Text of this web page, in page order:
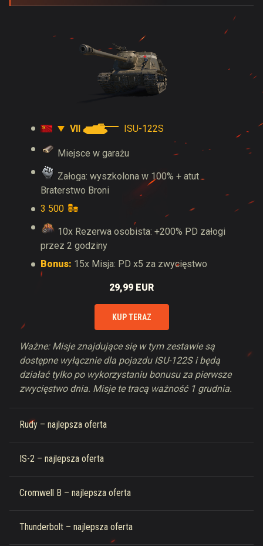
VII ISU-122S
Miejsce w garażu
Załoga: wyszkolona w 100% + atut
Braterstwo Broni
3 500
10x Rezerwa osobista: +200% PD załogi
przez 2 godziny
Bonus: 15x Misja: PD x5 za zwycięstwo
29,99 EUR
KUP TERAZ
Ważne: Misje znajdujące się w tym zestawie są
dostępne wyłącznie dla pojazdu ISU-122S i będą
działać tylko po wykorzystaniu bonusu za pierwsze
zwycięstwo dnia. Misje te tracą ważność 1 grudnia.
Rudy – najlepsza oferta
IS-2 – najlepsza oferta
Cromwell B – najlepsza oferta
Thunderbolt – najlepsza oferta